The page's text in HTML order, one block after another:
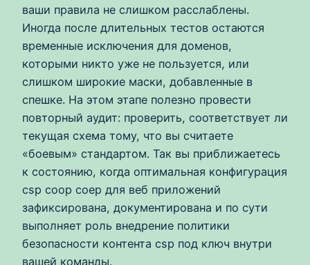
ваши правила не слишком расслаблены.
Иногда после длительных тестов остаются
временные исключения для доменов,
которыми никто уже не пользуется, или
слишком широкие маски, добавленные в
спешке. На этом этапе полезно провести
повторный аудит: проверить, соответствует ли
текущая схема тому, что вы считаете
«боевым» стандартом. Так вы приближаетесь
к состоянию, когда оптимальная конфигурация
csp coop coep для веб приложений
зафиксирована, документирована и по сути
выполняет роль внедрение политики
безопасности контента csp под ключ внутри
вашей команды.